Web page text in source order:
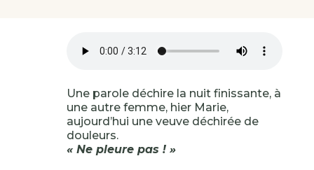
Une parole déchire la nuit finissante, à
une autre femme, hier Marie,
aujourd’hui une veuve déchirée de
douleurs.
« Ne pleure pas ! »